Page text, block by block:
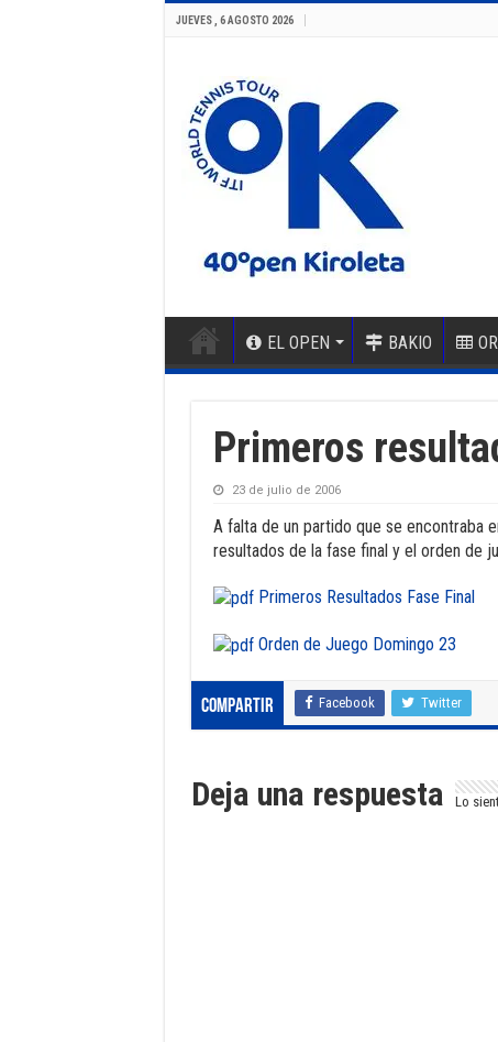
JUEVES , 6 AGOSTO 2026
EL OPEN BAKIO
Primeros
23 de julio de 2006
A falta de un partido que se encontraba
resultados de la fase final y el orden de
Primeros Resultados Fase Final
Orden de Juego Domingo 23
Compartir Facebook Twitter
Deja una respuesta Lo